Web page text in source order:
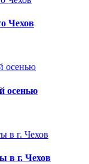
Чехов
осенью
в г. Чехов